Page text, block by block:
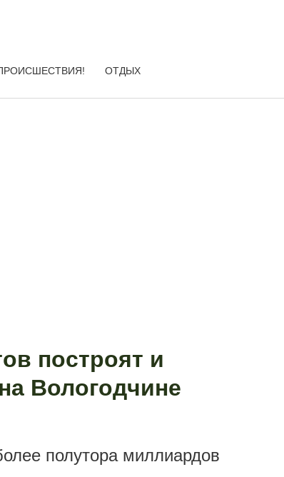
ОТДЫХ
построят и
Вологодчине
полутора миллиардов